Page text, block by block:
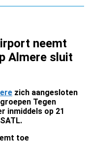
neemt
Almere sluit
zich aangesloten
Tegen
inmiddels op 21
toe